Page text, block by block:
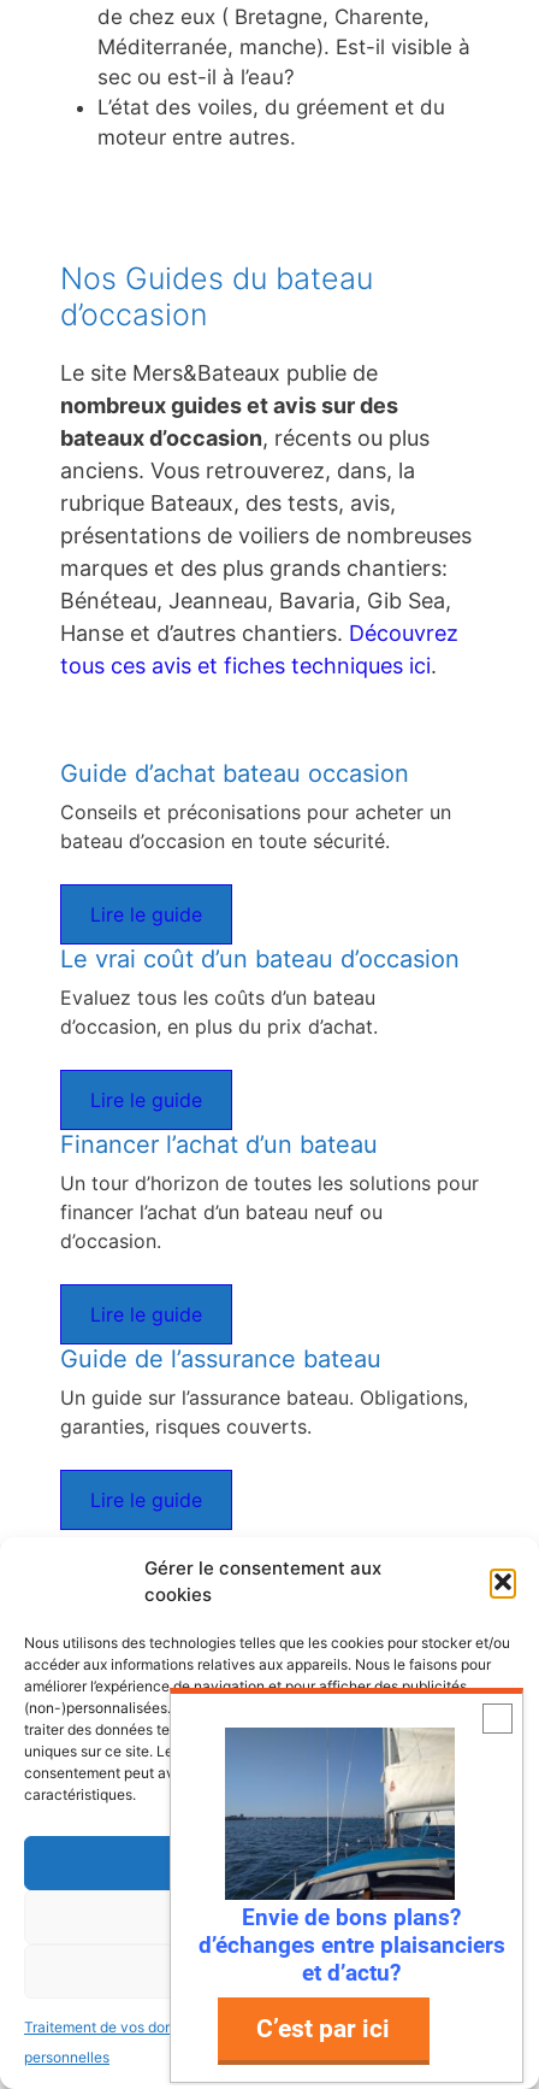
Gérer le consentement aux
cookies
Nous utilisons des technologies telles que les cookies pour stocker et/ou
accéder aux informations relatives aux appareils. Nous le faisons pour
améliorer l’expérience de navigation et pour afficher des publicités
(non-)personnalisées. Consentir à ces technologies nous autorisera à
traiter des données telles que le comportement de navigation ou les ID
uniques sur ce site. Le fait de ne pas consentir ou de retirer son
consentement peut avoir un effet négatif sur certaines fonctonnalités et
caractéristiques.
Accepter
Refuser
Voir les préférences
Traitement de vos données
personnelles
Traitement de vos données
personnelles
de chez eux ( Bretagne, Charente,
Méditerranée, manche). Est-il visible à
sec ou est-il à l’eau?
L’état des voiles, du gréement et du
moteur entre autres.
Nos Guides du bateau
d’occasion
Le site Mers&Bateaux publie de
nombreux guides et avis sur des
bateaux d’occasion, récents ou plus
anciens. Vous retrouverez, dans, la
rubrique Bateaux, des tests, avis,
présentations de voiliers de nombreuses
marques et des plus grands chantiers:
Bénéteau, Jeanneau, Bavaria, Gib Sea,
Hanse et d’autres chantiers. Découvrez
tous ces avis et fiches techniques ici.
Guide d’achat bateau occasion
Conseils et préconisations pour acheter un
bateau d’occasion en toute sécurité.
Lire le guide
Le vrai coût d’un bateau d’occasion
Evaluez tous les coûts d’un bateau
d’occasion, en plus du prix d’achat.
Lire le guide
Financer l’achat d’un bateau
Un tour d’horizon de toutes les solutions pour
financer l’achat d’un bateau neuf ou
d’occasion.
Lire le guide
Guide de l’assurance bateau
Un guide sur l’assurance bateau. Obligations,
garanties, risques couverts.
Lire le guide
Les dernières fiches bateaux
Fiches de présentation de voiliers
comprenant une présentation, les
retours propriétaires, les points à vérifier
ainsi que la fiche technique du bateau.
Bali 4.8, un vrai
catamaran à vivre
Envie de bons plans?
d’échanges entre plaisanciers
et d’actu?
C’est par ici